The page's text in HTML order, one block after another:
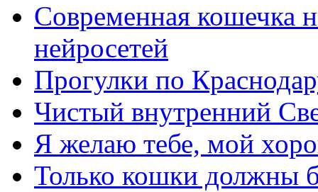
Современная кошечка
нейросетей
Прогулки по
Чистый внутренний
Я желаю тебе, мой
Только кошки должны